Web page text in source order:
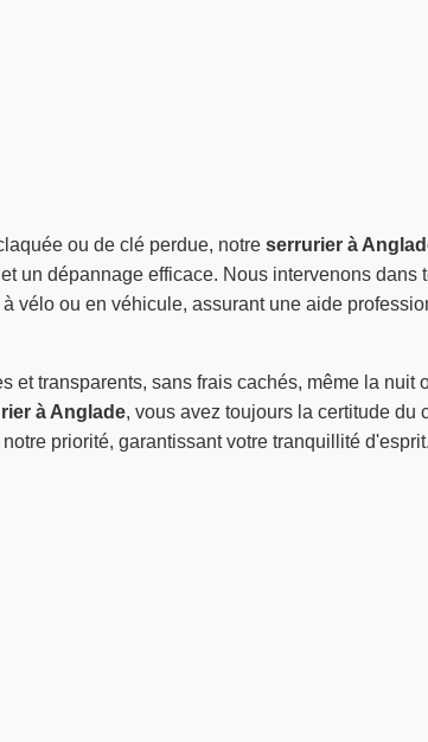
ou de clé perdue, notre serrurier à
un dépannage efficace. Nous intervenons dans
vélo ou en véhicule, assurant une aide
et transparents, sans frais cachés, même la nuit
à Anglade, vous avez toujours la certitude du
priorité, garantissant votre tranquillité d'esprit.